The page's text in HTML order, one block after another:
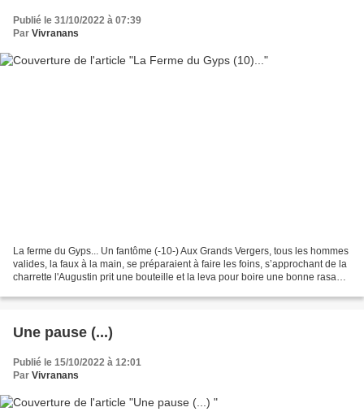
Publié le 31/10/2022 à 07:39
Par Vivranans
La ferme du Gyps... Un fantôme (-10-) Aux Grands Vergers, tous les hommes
valides, la faux à la main, se préparaient à faire les foins, s’approchant de la
charrette l'Augustin prit une bouteille et la leva pour boire une bonne rasade.
Une pause (...)
Publié le 15/10/2022 à 12:01
Par Vivranans